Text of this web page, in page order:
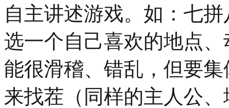
自主讲述游戏。如：七
选一个自己喜欢的地点
能很滑稽、错乱，但要
来找茬（同样的主人公